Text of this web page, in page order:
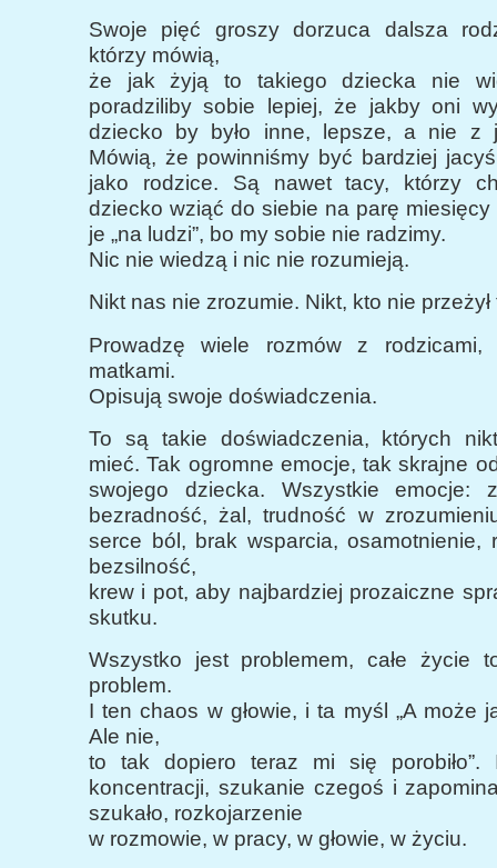
Swoje pięć groszy dorzuca dalsza
którzy mówią,
że jak żyją to takiego dziecka nie
poradziliby sobie lepiej, że jakby oni
dziecko by było inne, lepsze, a nie z
Mówią, że powinniśmy być bardziej
jako rodzice. Są nawet tacy, którzy
dziecko wziąć do siebie na parę miesięcy
je „na ludzi”, bo my sobie nie radzimy.
Nic nie wiedzą i nic nie rozumieją.
Nikt nas nie zrozumie. Nikt, kto nie
Prowadzę wiele rozmów z rodzicami,
matkami.
Opisują swoje doświadczenia.
To są takie doświadczenia, których
mieć. Tak ogromne emocje, tak skrajne
swojego dziecka. Wszystkie emocje:
bezradność, żal, trudność w
serce ból, brak wsparcia, osamotnienie,
bezsilność,
krew i pot, aby najbardziej prozaiczne
skutku.
Wszystko jest problemem, całe życie
problem.
I ten chaos w głowie, i ta myśl „A może
Ale nie,
to tak dopiero teraz mi się porobiło”.
koncentracji, szukanie czegoś i
szukało, rozkojarzenie
w rozmowie, w pracy, w głowie, w życiu.